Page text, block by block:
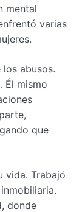
mental
varias
abusos.
Él mismo
que
vida. Trabajó
donde